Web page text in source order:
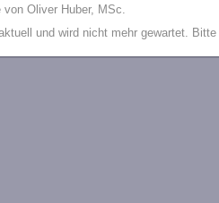
Oliver Huber, MSc.
und wird nicht mehr gewartet.